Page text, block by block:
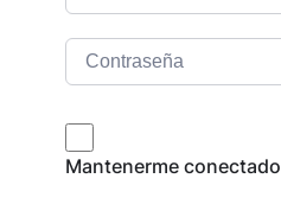
Mantenerme conectado